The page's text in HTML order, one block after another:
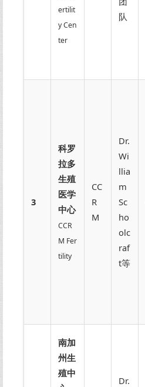
ertilit
y Cen
ter
队
3
科罗
拉多
生殖
医学
中心
CCR
M Fer
tility
CC
R
M
Dr.
Wi
llia
m
Sc
ho
olc
raf
t等
南加
州生
殖中
Dr.